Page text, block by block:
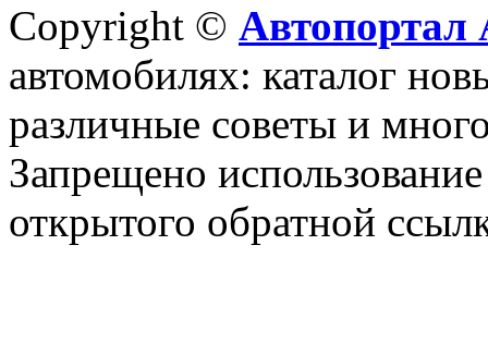
Copyright © Автопортал
автомобилях: каталог
различные советы и
Запрещено
открытого обратной